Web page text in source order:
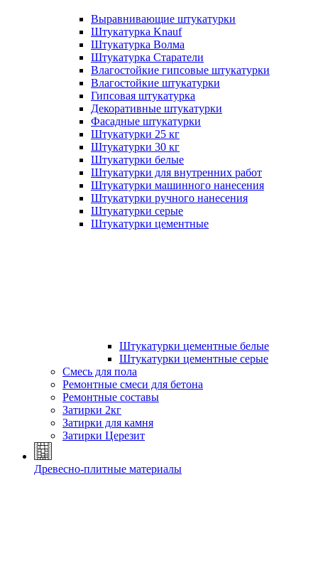
Выравнивающие штукатурки
Штукатурка Knauf
Штукатурка Волма
Штукатурка Старатели
Влагостойкие гипсовые штукатурки
Влагостойкие штукатурки
Гипсовая штукатурка
Декоративные штукатурки
Фасадные штукатурки
Штукатурки 25 кг
Штукатурки 30 кг
Штукатурки белые
Штукатурки для внутренних работ
Штукатурки машинного нанесения
Штукатурки ручного нанесения
Штукатурки серые
Штукатурки цементные
Штукатурки цементные белые
Штукатурки цементные серые
Смесь для пола
Ремонтные смеси для бетона
Ремонтные составы
Затирки 2кг
Затирки для камня
Затирки Церезит
Древесно-плитные материалы